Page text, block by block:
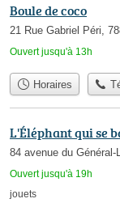
Boule de coco
21 Rue Gabriel Péri,
Ouvert jusqu'à 13h
Horaires
L'Éléphant qui se
84 avenue du
Ouvert jusqu'à 19h
jouets